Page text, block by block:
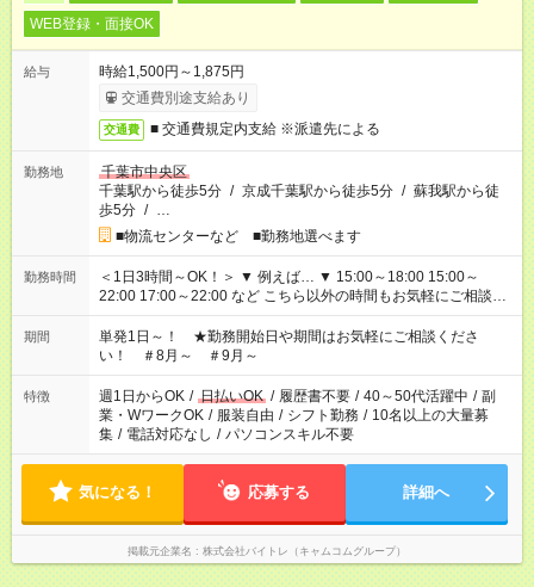
WEB登録・面接OK
給与
時給1,500円～1,875円
交通費別途支給あり
交通費 ■ 交通費規定内支給 ※派遣先による
勤務地
千葉市中央区
千葉駅から徒歩5分 / 京成千葉駅から徒歩5分 / 蘇我駅から徒
歩5分 / …
■物流センターなど ■勤務地選べます
勤務時間
＜1日3時間～OK！＞ ▼ 例えば… ▼ 15:00～18:00 15:00～
22:00 17:00～22:00 など こちら以外の時間もお気軽にご相談く
ださい！
期間
単発1日～！ ★勤務開始日や期間はお気軽にご相談くださ
い！ ＃8月～ ＃9月～
特徴 週1日からOK / 日払いOK / 履歴書不要 / 40～50代活躍中 / 副
業・WワークOK / 服装自由 / シフト勤務 / 10名以上の大量募
集 / 電話対応なし / パソコンスキル不要
気になる！ 応募する 詳細へ
掲載元企業名 株式会社バイトレ（キャムコムグループ）